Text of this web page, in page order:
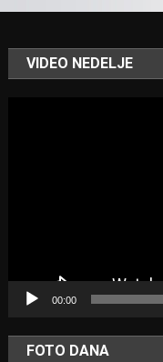
VIDEO NEDELJE
00:00
FOTO DANA